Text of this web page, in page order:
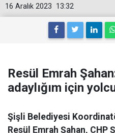
13:32
16 Aralık 2023
Resül Emrah
adaylığım için
Şişli Belediyesi
Resül Emrah Şahan, CHP